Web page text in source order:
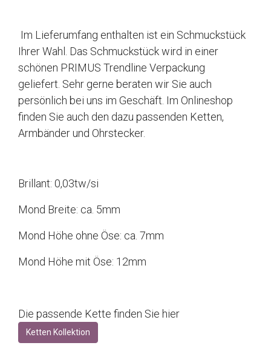
Im Lieferumfang enthalten ist ein Schmuckstück
Ihrer Wahl. Das Schmuckstück wird in einer
schönen PRIMUS Trendline Verpackung
geliefert. Sehr gerne beraten wir Sie auch
persönlich bei uns im Geschäft. Im Onlineshop
finden Sie auch den dazu passenden Ketten,
Armbänder und Ohrstecker.
Brillant: 0,03tw/si
Mond Breite: ca. 5mm
Mond Höhe ohne Öse: ca. 7mm
Mond Höhe mit Öse: 12mm
Die passende Kette finden Sie hier
Ketten Kollektion